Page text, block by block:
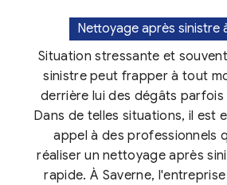
Nettoyage après sinistre
Situation stressante et
sinistre peut frapper à tout
derrière lui des dégâts
Dans de telles situations, il est
appel à des professionnels
réaliser un nettoyage après
rapide. À Saverne, l'entreprise